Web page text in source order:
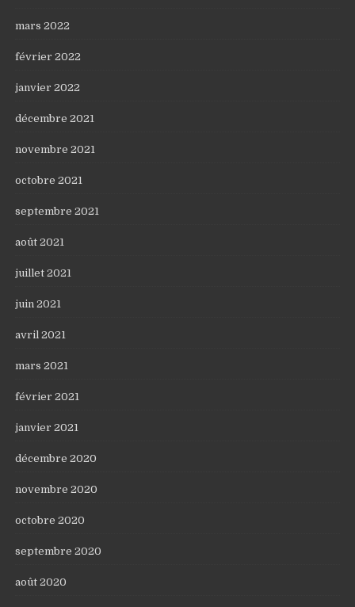
mars 2022
février 2022
janvier 2022
décembre 2021
novembre 2021
octobre 2021
septembre 2021
août 2021
juillet 2021
juin 2021
avril 2021
mars 2021
février 2021
janvier 2021
décembre 2020
novembre 2020
octobre 2020
septembre 2020
août 2020